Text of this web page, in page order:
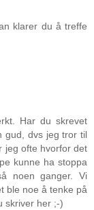
klarer du å treffe
Har du skrevet
gud, dvs jeg tror til
jeg ofte hvorfor det
kunne ha stoppa
noen ganger. Vi
ble noe å tenke på
skriver her ;-)